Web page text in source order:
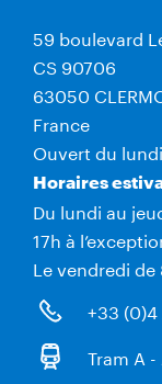
59 boulevard
CS 90706
63050
France
Ouvert du
Horaires
Du lundi au
17h à
Le vendredi
+33
Tram A